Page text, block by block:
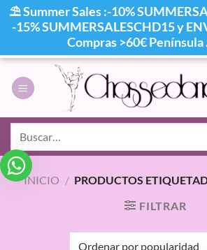
contenido
INICIO / PRODUCTOS
FILTRAR
⛱ Summer Sales :-10%
-15% SUMMERSALESCHD15 y
Compras >60€